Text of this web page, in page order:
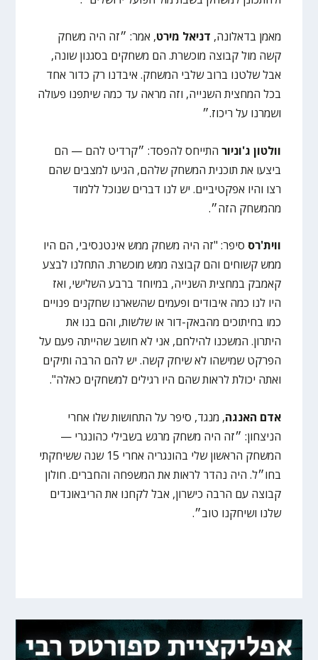
מאמן בדאלונה, דניאל מירט, אמר: ״זה היה משחק
קשה מול קבוצה מוכשרת. הם משחקים בסגנון שונה,
אבל שלטנו ברוב שלבי המשחק. איבדנו רק כדור אחד
בכל המחצית השנייה, וזה מראה עד כמה שיתפנו פעולה
ושמרנו על ריכוז.״
וולטון ג'וניור התייחס להפסד: ״קרדיט להם — הם
ביצעו את תוכנית המשחק שלהם, הגיעו למצבים שהם
רצו והיו אפקטיביים. יש לנו דברים שנוכל ללמוד
מהמשחק הזה״.
ווית'רס סיפר: "זה היה משחק ממש אינטנסיבי, הם היו
ממש קשוחים והם קבוצה ממש מוכשרת. התחלנו לבצע
קאמבק במחצית השנייה, במיוחד ברבע השלישי, ואז
היו לנו כמה איבודים ופעמים שהשארנו שחקנים פנויים
כמו בחיתוכים מהבאק-דור או שלשות, והם בנו את
היתרון. המשכנו להילחם, אני לא חושב שהייתה פעם על
הפרקט שמישהו לא שיחק קשה. יש להם הרבה ותיקים
ואתה יכולת לראות שהם היו רגילים למשחקים כאלה".
אדם האנגה, מנגד, סיפר על התחושות שלו אחרי
הניצחון: ״זה היה משחק מרגש בשבילי כהונגרי —
המשחק הראשון שלי בהונגריה אחרי 15 שנה ששיחקתי
בחו״ל. היה נהדר לראות את המשפחה והחברים. חולון
קבוצה עם הרבה כישרון, אבל לקחנו את הריבאונדים
שלנו ושיחקנו טוב״.